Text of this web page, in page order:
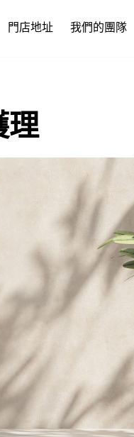
門店地址 我們的團隊
理